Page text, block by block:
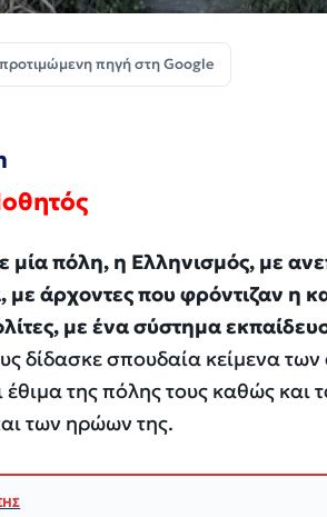
πηγή στη Google
μία πόλη, η Ελληνισμός, με
με άρχοντες που φρόντιζαν η
με ένα σύστημα
δίδασκε σπουδαία κείμενα
της πόλης τους καθώς και
των ηρώων της.